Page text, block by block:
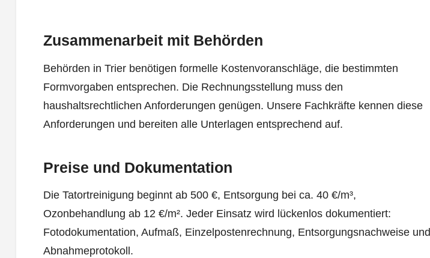
Zusammenarbeit mit Behörden
Behörden in Trier benötigen formelle Kostenvoranschläge, die bestimmten
Formvorgaben entsprechen. Die Rechnungsstellung muss den
haushaltsrechtlichen Anforderungen genügen. Unsere Fachkräfte kennen diese
Anforderungen und bereiten alle Unterlagen entsprechend auf.
Preise und Dokumentation
Die Tatortreinigung beginnt ab 500 €, Entsorgung bei ca. 40 €/m³,
Ozonbehandlung ab 12 €/m². Jeder Einsatz wird lückenlos dokumentiert:
Fotodokumentation, Aufmaß, Einzelpostenrechnung, Entsorgungsnachweise und
Abnahmeprotokoll.